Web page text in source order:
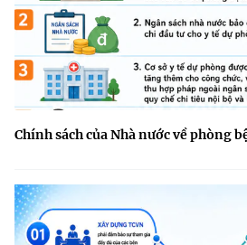
Chính sách của Nhà nước về phòng